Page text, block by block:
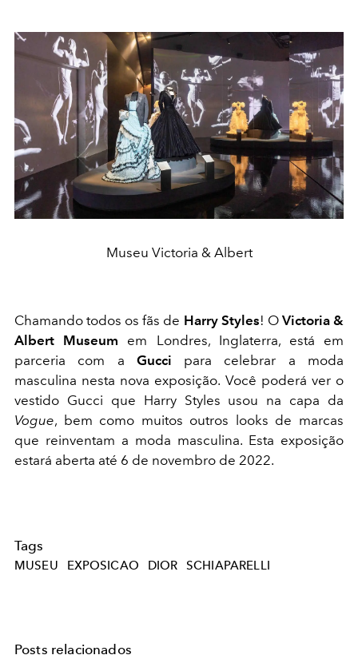
Museu Victoria & Albert
Chamando todos os fãs de Harry Styles! O Victoria &
Albert Museum em Londres, Inglaterra, está em
parceria com a Gucci para celebrar a moda
masculina nesta nova exposição. Você poderá ver o
vestido Gucci que Harry Styles usou na capa da
Vogue, bem como muitos outros looks de marcas
que reinventam a moda masculina. Esta exposição
estará aberta até 6 de novembro de 2022.
Tags
MUSEU EXPOSICAO DIOR SCHIAPARELLI
Posts relacionados